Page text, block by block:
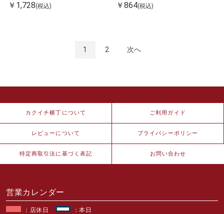
￥1,728(税込) ￥864(税込)
1 2 次へ
カクイチ横丁について ご利用ガイド
レビューについて プライバシーポリシー
特定商取引法に基づく表記 お問い合わせ
営業カレンダー
：店休日 ：本日